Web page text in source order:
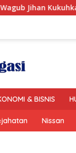
Kukuhkan
& BISNIS
Nissan